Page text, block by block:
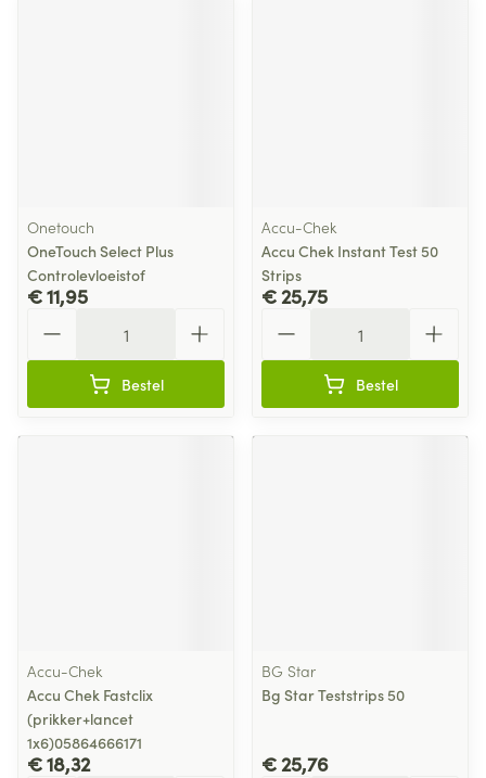
Onetouch
OneTouch Select Plus
Controlevloeistof
€ 11,95
Bestel
Accu-Chek
Accu Chek Instant Test 50
Strips
€ 25,75
Bestel
Accu-Chek
Accu Chek Fastclix
(prikker+lancet
1x6)05864666171
€ 18,32
BG Star
Bg Star Teststrips 50
€ 25,76